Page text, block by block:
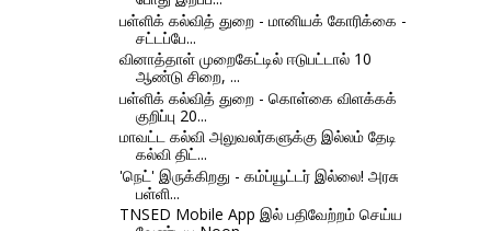
பள்ளிக் கல்வித் துறை - மானியக் கோரிக்கை -
சட்டப்பே...
வினாத்தாள் முறைகேட்டில் ஈடுபட்டால் 10
ஆண்டு சிறை, ...
பள்ளிக் கல்வித் துறை - கொள்கை விளக்கக்
குறிப்பு 20...
மாவட்ட கல்வி அலுவலர்களுக்கு இல்லம் தேடி
கல்வி திட்...
'நெட்' இருக்கிறது - கம்ப்யூட்டர் இல்லை! அரசு
பள்ளி...
TNSED Mobile App இல் பதிவேற்றம் செய்ய